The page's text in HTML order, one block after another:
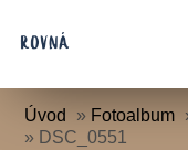
Úvod » Fotoalbum
» DSC_0551